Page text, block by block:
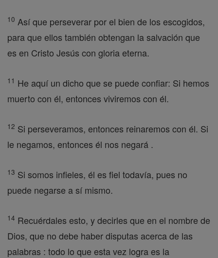
10 Así que perseverar por el bien de los escogidos,
para que ellos también obtengan la salvación que
es en Cristo Jesús con gloria eterna.
11 He aquí un dicho que se puede confiar: Si hemos
muerto con él, entonces viviremos con él.
12 Si perseveramos, entonces reinaremos con él. Si
le negamos, entonces él nos negará .
13 Si somos infieles, él es fiel todavía, pues no
puede negarse a sí mismo.
14 Recuérdales esto, y decirles que en el nombre de
Dios, que no debe haber disputas acerca de las
palabras : todo lo que esta vez logra es la